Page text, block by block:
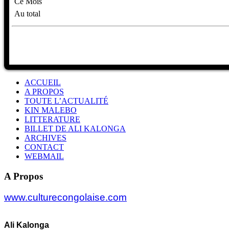
Au total
ACCUEIL
A PROPOS
TOUTE L’ACTUALITÉ
KIN MALEBO
LITTERATURE
BILLET DE ALI KALONGA
ARCHIVES
CONTACT
WEBMAIL
A Propos
www.culturecongolaise.com
Ali Kalonga